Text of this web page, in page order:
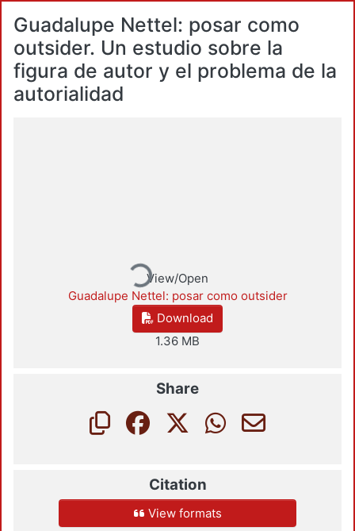
Guadalupe Nettel: posar como
outsider. Un estudio sobre la
figura de autor y el problema de la
autorialidad
Loading...View/Open
Guadalupe Nettel: posar como outsider
Download
1.36 MB
Share
Citation
View formats